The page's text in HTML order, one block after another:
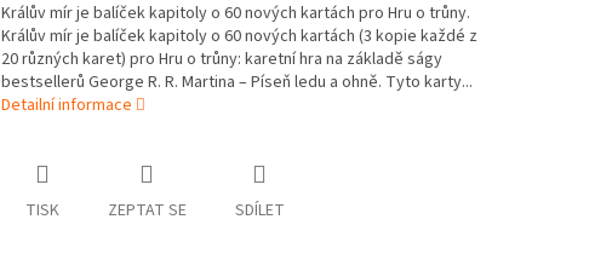
Králův mír je balíček kapitoly o 60 nových kartách pro Hru o trůny.
Králův mír je balíček kapitoly o 60 nových kartách (3 kopie každé z
20 různých karet) pro Hru o trůny: karetní hra na základě ságy
bestsellerů George R. R. Martina – Píseň ledu a ohně. Tyto karty...
Detailní informace
TISK ZEPTAT SE SDÍLET